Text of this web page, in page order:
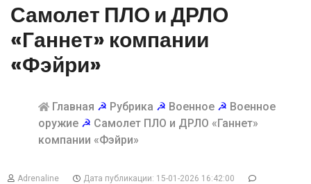
Самолет ПЛО и ДРЛО
«Ганнет» компании
«Фэйри»
Главная ☭ Рубрика ☭ Военное ☭ Военное
оружие ☭ Самолет ПЛО и ДРЛО «Ганнет»
компании «Фэйри»
Adrenaline
Дата публикации: 15-01-2026 16:42:00